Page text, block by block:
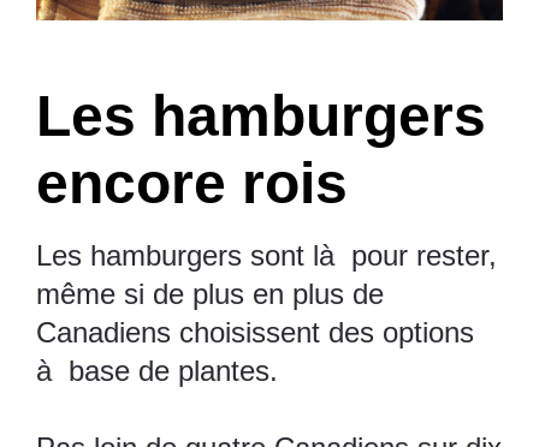
Les hamburgers
encore rois
Les hamburgers sont là pour rester,
même si de plus en plus de
Canadiens choisissent des options
à base de plantes.